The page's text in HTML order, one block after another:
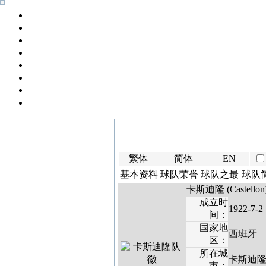
繁体 简体
EN
基本资料 球队荣誉 球队之最 球队
卡斯迪隆
成立时
间：
1922-7-2
国家地
区：
西班牙
所在城
卡斯迪隆